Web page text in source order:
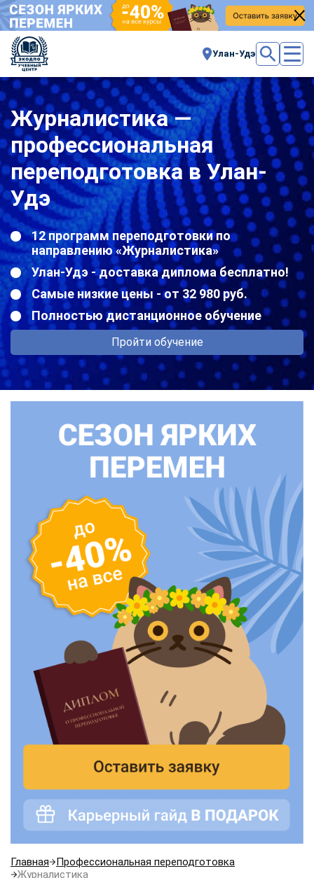
Улан-Удэ
Журналистика —
профессиональная
переподготовка в Улан-
Удэ
12 программ переподготовки по
направлению «Журналистика»
Улан-Удэ - доставка диплома бесплатно!
Самые низкие цены - от 32 980 руб.
Полностью дистанционное обучение
Пройти обучение
Главная
Профессиональная переподготовка
Журналистика